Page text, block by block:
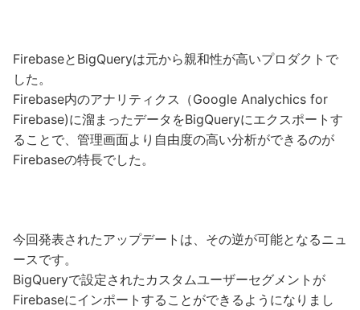
FirebaseとBigQueryは元から親和性が高いプロダクトで
した。
Firebase内のアナリティクス（Google Analychics for
Firebase)に溜まったデータをBigQueryにエクスポートす
ることで、管理画面より自由度の高い分析ができるのが
Firebaseの特長でした。
今回発表されたアップデートは、その逆が可能となるニュ
ースです。
BigQueryで設定されたカスタムユーザーセグメントが
Firebaseにインポートすることができるようになりまし